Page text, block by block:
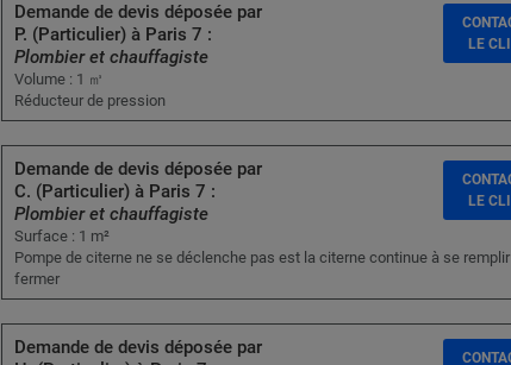
Demande de devis déposée par
P. (Particulier) à Paris 7 :
Plombier et chauffagiste
Volume : 1 ㎥
Réducteur de pression
LE
Demande de devis déposée par
C. (Particulier) à Paris 7 :
Plombier et chauffagiste
Surface : 1 m²
Pompe de citerne ne se déclenche pas est la citerne continue à se
fermer
LE
Demande de devis déposée par